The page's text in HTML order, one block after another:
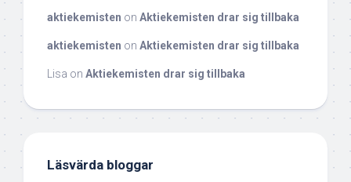
aktiekemisten on Aktiekemisten drar sig tillbaka
aktiekemisten on Aktiekemisten drar sig tillbaka
Lisa on Aktiekemisten drar sig tillbaka
Läsvärda bloggar